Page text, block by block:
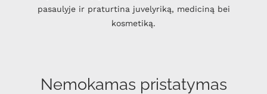
pasaulyje ir praturtina juvelyriką, mediciną bei
kosmetiką.
Nemokamas pristatymas